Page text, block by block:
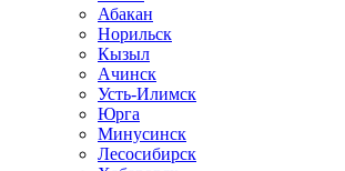
Абакан
Норильск
Кызыл
Ачинск
Усть-Илимск
Юрга
Минусинск
Лесосибирск